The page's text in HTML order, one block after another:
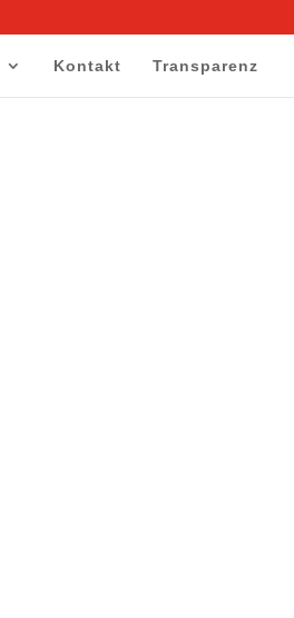
Kontakt Transparenz